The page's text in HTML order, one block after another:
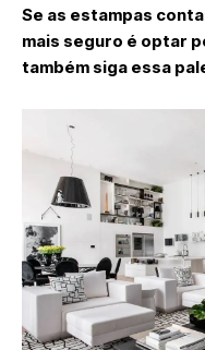
Se as estampas
mais seguro é optar
também siga essa